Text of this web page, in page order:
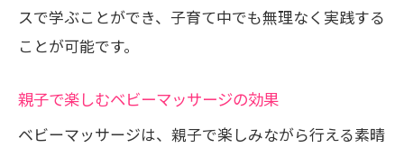
専門家の指導による正しい技術の習得
実践的なスキルを身につけるための練習
ビデオレッスンで学ぶベビーマッサージ
スで学ぶことができ、子育て中でも無理なく実践する
ことが可能です。
親子で楽しむベビーマッサージの効果
ベビーマッサージは、親子で楽しみながら行える素晴